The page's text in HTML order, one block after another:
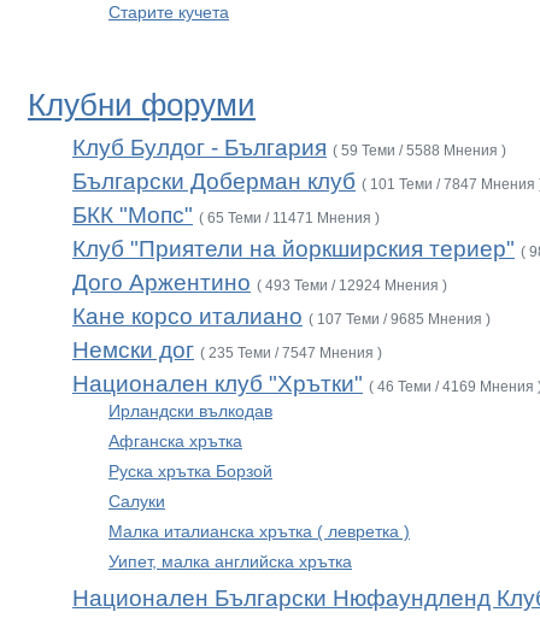
Старите кучета
Клубни форуми
Клуб Булдог - България ( 59 Теми / 5588 Мнения )
Български Доберман клуб ( 101 Теми / 7847 Мнения
БКК "Мопс" ( 65 Теми / 11471 Мнения )
Клуб "Приятели на йоркширския териер" (
Дого Аржентино ( 493 Теми / 12924 Мнения )
Кане корсо италиано ( 107 Теми / 9685 Мнения )
Немски дог ( 235 Теми / 7547 Мнения )
Национален клуб "Хрътки" ( 46 Теми / 4169 Мнения
Ирландски вълкодав
Афганска хрътка
Руска хрътка Борзой
Салуки
Малка италианска хрътка ( левретка )
Уипет, малка английска хрътка
Национален Български Нюфаундленд